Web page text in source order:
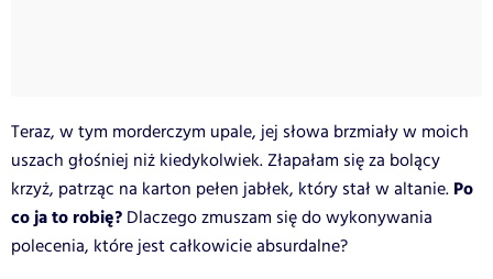
Teraz, w tym morderczym upale, jej słowa brzmiały w moich
uszach głośniej niż kiedykolwiek. Złapałam się za bolący
krzyż, patrząc na karton pełen jabłek, który stał w altanie. Po
co ja to robię? Dlaczego zmuszam się do wykonywania
polecenia, które jest całkowicie absurdalne?